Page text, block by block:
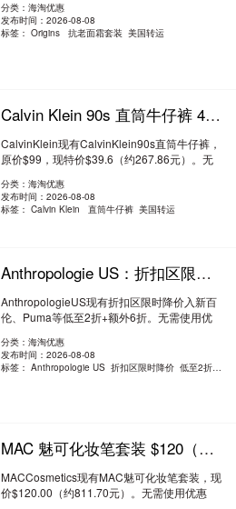
分类：海淘优惠
发布时间：2026-08-08
标签：Origins 抗老面霜套装 美国转运
Calvin Klein 90s 直筒牛仔裤 4折 $39.6（约267.86元）
CalvinKlein现有CalvinKlein90s直筒牛仔裤，
原价$99，现特价$39.6（约267.86元）。无
分类：海淘优惠
发布时间：2026-08-08
标签：Calvin Klein 直筒牛仔裤 美国转运
Anthropologie US：折扣区限时降价 入新百伦、Puma 等 低至2折+额外6折
AnthropologieUS现有折扣区限时降价入新百
伦、Puma等低至2折+额外6折。无需使用优
分类：海淘优惠
发布时间：2026-08-08
标签：Anthropologie US 折扣区限时降价 低至2折+额外6折
MAC 魅可化妆笔套装 $120（约811.7元）
MACCosmetics现有MAC魅可化妆笔套装，现
价$120.00（约811.70元）。无需使用优惠